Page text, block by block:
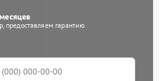
предоставляем гарантию